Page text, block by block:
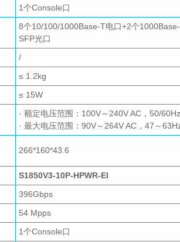
1个Console口
8个10/100/1000Base-T电口+2个
SFP光口
/
≤ 1.2kg
≤ 15W
· 额定电压范围：100V～240V AC，50/60Hz
· 最大电压范围：90V～264V AC，47～
266*160*43.6
S1850V3-10P-HPWR-EI
396Gbps
54 Mpps
1个Console口